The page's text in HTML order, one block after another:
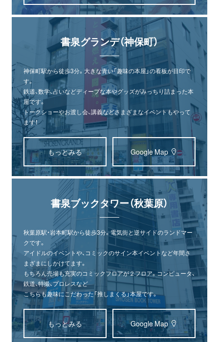
書泉グランデ（神保町）
神保町駅から徒歩3分。大きな青い「趣味の本屋」の看板が目印で
す。
鉄道、数学、占いなどディープな本やグッズがみっちり詰まった本
屋です。
トークショーやお渡し会、講義などさまざまなイベントもやって
ます！
もっとみる Google Map
書泉ブックタワー（秋葉原）
秋葉原駅・岩本町駅から徒歩3分。電気街と逆サイドのランドマー
クです。
アイドルのイベントや、コミックのサイン本イベントなど年間さ
まざまにしかけてます。
もちろん売場も充実のコミックフロアが２フロア。コンピュータ、
鉄道、特撮、プロレスなど
こちらも趣味にこだわった「推しまくる」本屋です。
もっとみる Google Map